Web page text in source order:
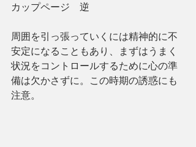
カップページ　逆
周囲を引っ張っていくには精神的に不
安定になることもあり、まずはうまく
状況をコントロールするために心の準
備は欠かさずに。この時期の誘惑にも
注意。